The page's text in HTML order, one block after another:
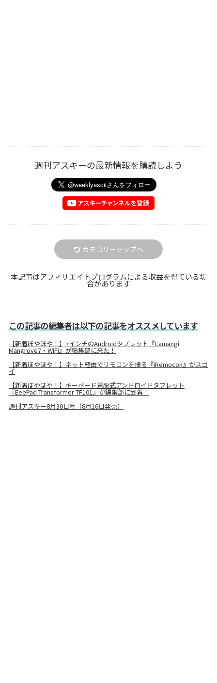
週刊アスキーの最新情報を購読しよう
カテゴリートップへ
本記事はアフィリエイトプログラムによる収益を得ている場
合があります
この記事の編集者は以下の記事をオススメしています
【新着ほやほや！】7インチのAndroidタブレット『Camangi
Mangrove7・WiFi』が編集部に来た！
【新着ほやほや！】ネット経由でリモコンを操る『iRemocon』がスゴ
イ
【新着ほやほや！】キーボード着脱式アンドロイドタブレット
『EeePad Transformer TF101』が編集部に到着！
週刊アスキー8月30日号（8月16日発売）